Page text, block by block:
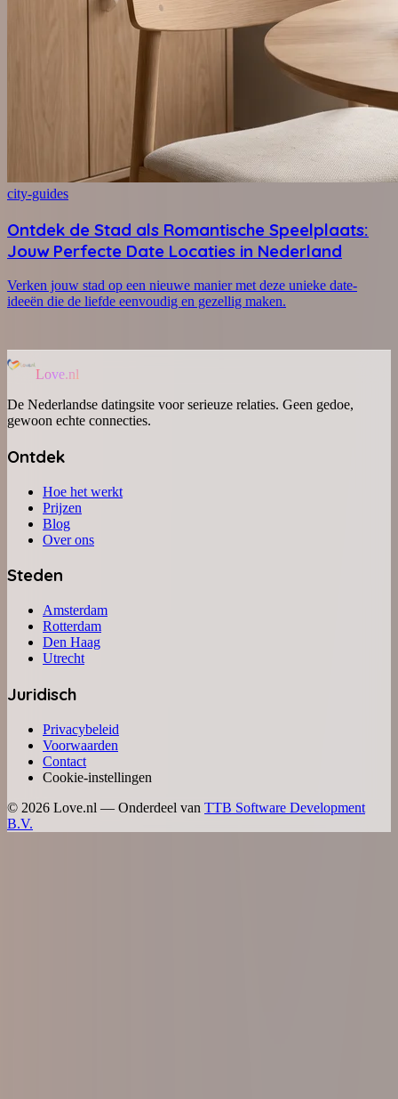
city-guides
Ontdek de Stad als Romantische Speelplaats:
Jouw Perfecte Date Locaties in Nederland
Verken jouw stad op een nieuwe manier met deze unieke date-
ideeën die de liefde eenvoudig en gezellig maken.
Love.nl
De Nederlandse datingsite voor serieuze relaties. Geen gedoe,
gewoon echte connecties.
Ontdek
Hoe het werkt
Prijzen
Blog
Over ons
Steden
Amsterdam
Rotterdam
Den Haag
Utrecht
Juridisch
Privacybeleid
Voorwaarden
Contact
Cookie-instellingen
© 2026 Love.nl — Onderdeel van TTB Software Development
B.V.